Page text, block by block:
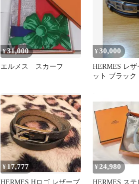
¥31,000
エルメス スカーフ
¥30,000
HERMES レ
ット ブラック
¥ 17,777
HERMES Hロゴ レザーブ
¥24,980
HERMES ステ